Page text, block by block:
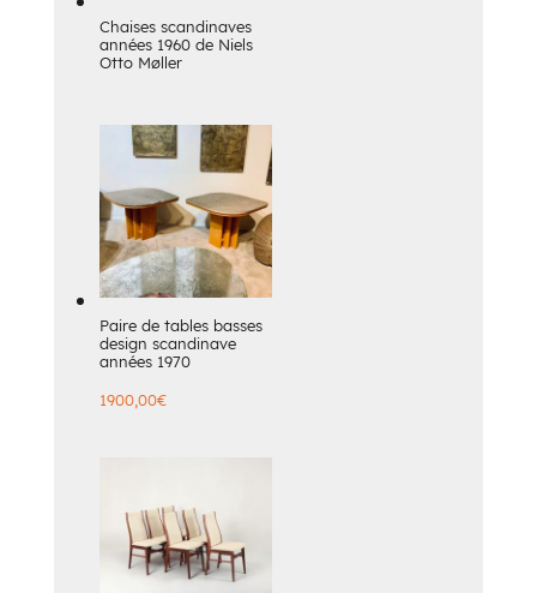
Chaises scandinaves
années 1960 de Niels
Otto Møller
Paire de tables basses
design scandinave
années 1970
1900,00€